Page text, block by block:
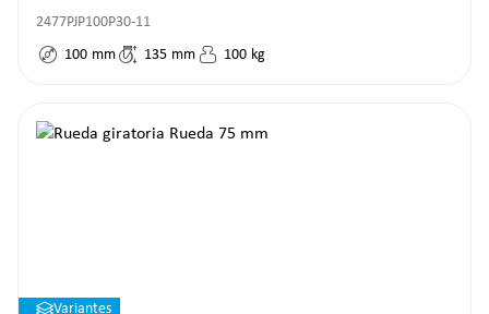
2477PJP100P30-11
100 mm 135 mm 100 kg
Variantes